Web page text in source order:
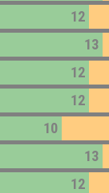
12
13
12
12
10
13
12